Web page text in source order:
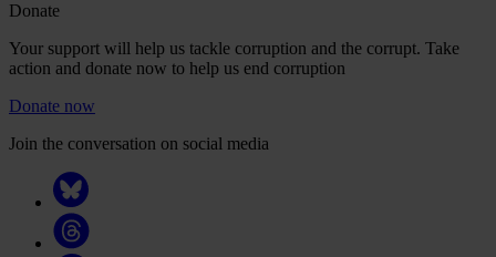
Donate
Your support will help us tackle corruption and the corrupt. Take
action and donate now to help us end corruption
Donate now
Join the conversation on social media